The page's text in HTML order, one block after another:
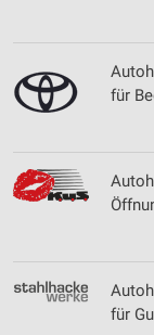
für
für
IAB-Besonderheiten:
Verwendung
Nicht-IAB-
Performance